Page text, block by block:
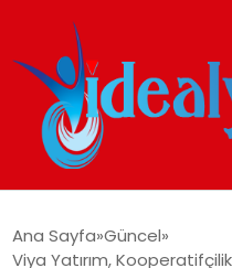
Ana Sayfa Güncel
Viya Yatırım,